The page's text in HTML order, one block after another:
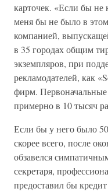
карточек. «Если бы
меня бы не было в
компанией,
в 35 городах общим
экземпляров, при
рекламодателей, как
фирм.
примерно в 10 тысяч
Если бы у него было
скорее всего, после
обзавелся
секретаря,
предоставил бы